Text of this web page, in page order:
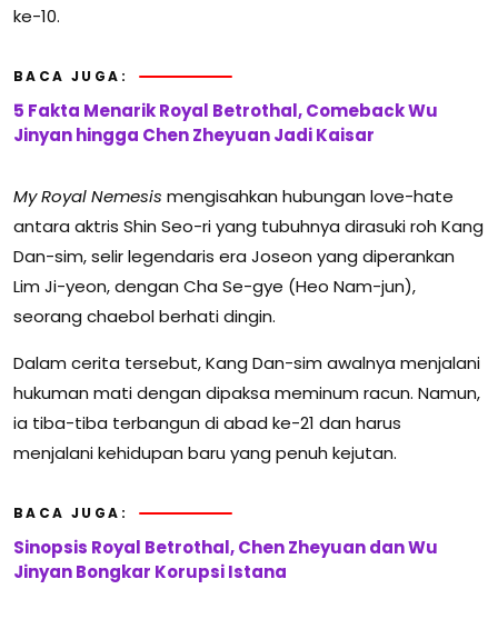
ke-10.
BACA JUGA:
5 Fakta Menarik Royal Betrothal, Comeback Wu
Jinyan hingga Chen Zheyuan Jadi Kaisar
My Royal Nemesis mengisahkan hubungan love-hate
antara aktris Shin Seo-ri yang tubuhnya dirasuki roh Kang
Dan-sim, selir legendaris era Joseon yang diperankan
Lim Ji-yeon, dengan Cha Se-gye (Heo Nam-jun),
seorang chaebol berhati dingin.
Dalam cerita tersebut, Kang Dan-sim awalnya menjalani
hukuman mati dengan dipaksa meminum racun. Namun,
ia tiba-tiba terbangun di abad ke-21 dan harus
menjalani kehidupan baru yang penuh kejutan.
BACA JUGA:
Sinopsis Royal Betrothal, Chen Zheyuan dan Wu
Jinyan Bongkar Korupsi Istana